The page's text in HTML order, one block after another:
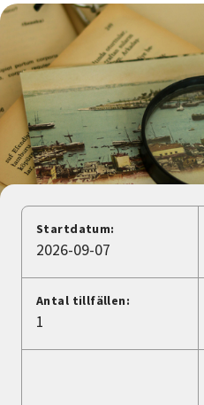
Cirkelledare
Nyheter
Avdelningar
Lyssna
Startdatum:
2026-09-07
Antal tillfällen:
1